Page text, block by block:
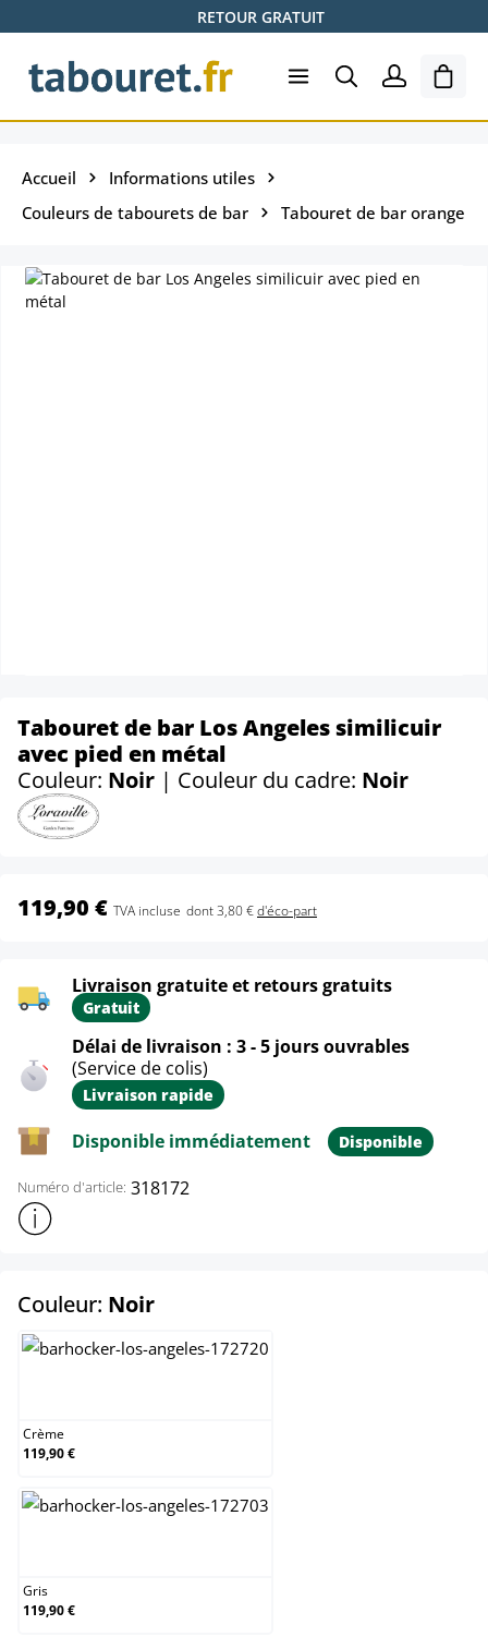
Passer au contenu principalRETOUR GRATUIT
Le
Accueil
Informations utiles
Couleurs de tabourets de bar
Tabouret de bar orange
Tabouret de bar Los Angeles similicuir
avec pied en métal
Couleur: Noir | Couleur du cadre: Noir
119,90 € TVA incluse dont 3,80 €d'éco-part
Livraison gratuite et retours gratuits
Gratuit
Délai de livraison : 3 - 5 jours ouvrables
(Service de colis)
Livraison rapide
Disponible immédiatement Disponible
Numéro d'article: 318172
Afficher plus d'informations sur le produit
Couleur: Noirselect
Crème
119,90 €
Gris
119,90 €